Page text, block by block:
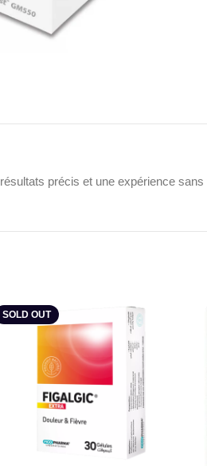
précis et une expérience
SOLD OUT